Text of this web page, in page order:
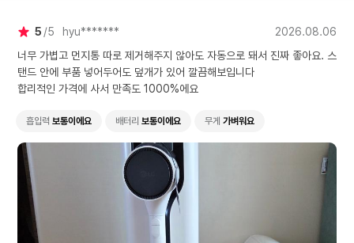
5 5 hyu*******
2026.08.06
너무 가볍고 먼지통 따로 제거해주지 않아도 자동으로 돼서 진짜 좋아요. 스
탠드 안에 부품 넣어두어도 덮개가 있어 깔끔해보입니다
합리적인 가격에 사서 만족도 1000%에요
흡입력 보통이에요 배터리 보통이에요 무게 가벼워요